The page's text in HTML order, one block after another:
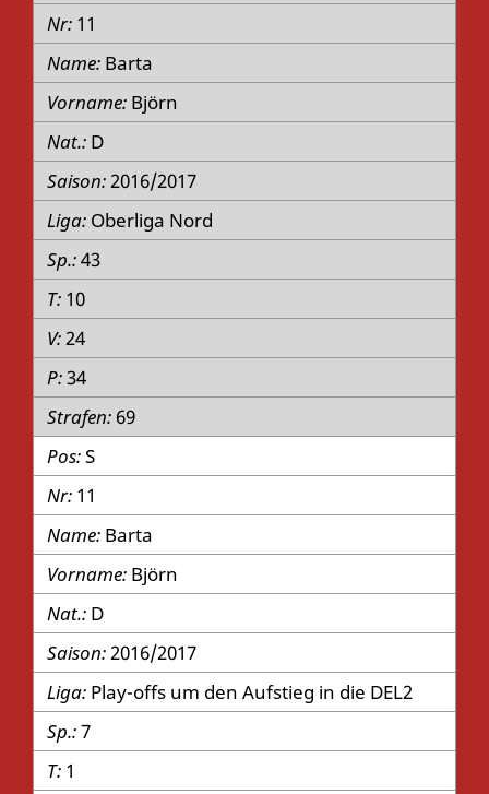
11
Barta
Björn
D
2016/2017
Oberliga Nord
43
10
24
34
69
S
11
Barta
Björn
D
2016/2017
Play-offs um den Aufstieg in die DEL2
7
1